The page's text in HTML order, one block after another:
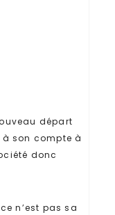
départ
son compte à
donc
n’est pas sa